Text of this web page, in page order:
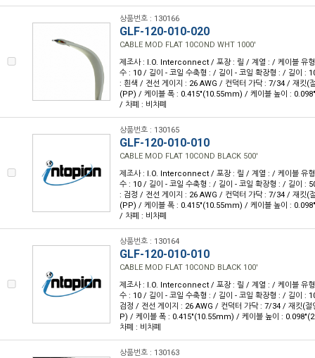
상품번호 : 130166
GLF-120-010-020
CABLE MOD FLAT 10COND WHT 1000'
제조사 : I.O. Interconnect / 포장 : 릴 / 계열 : / 케이블 유형
수 : 10 / 길이 - 코일 수축형 : / 길이 - 코일 확장형 : / 길이 :
: 흰색 / 전선 게이지 : 26 AWG / 컨덕터 가닥 : 7/34 / 재킷(
(PP) / 케이블 폭 : 0.415"(10.55mm) / 케이블 높이 :
/ 차폐 : 비차폐
상품번호 : 130165
GLF-120-010-010
CABLE MOD FLAT 10COND BLACK 500'
제조사 : I.O. Interconnect / 포장 : 릴 / 계열 : / 케이블 유형
수 : 10 / 길이 - 코일 수축형 : / 길이 - 코일 확장형 : / 길이 :
: 검정 / 전선 게이지 : 26 AWG / 컨덕터 가닥 : 7/34 / 재킷(
(PP) / 케이블 폭 : 0.415"(10.55mm) / 케이블 높이 :
/ 차폐 : 비차폐
상품번호 : 130164
GLF-120-010-010
CABLE MOD FLAT 10COND BLACK 100'
제조사 : I.O. Interconnect / 포장 : 릴 / 계열 : / 케이블 유형
수 : 10 / 길이 - 코일 수축형 : / 길이 - 코일 확장형 : / 길이 :
검정 / 전선 게이지 : 26 AWG / 컨덕터 가닥 : 7/34 / 재킷(절
P) / 케이블 폭 : 0.415"(10.55mm) / 케이블 높이 :
차폐 : 비차폐
상품번호 : 130163